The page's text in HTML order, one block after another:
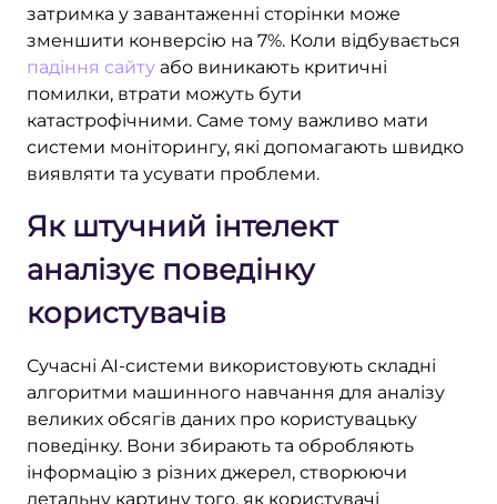
затримка у завантаженні сторінки може
зменшити конверсію на 7%. Коли відбувається
падіння сайту або виникають критичні
помилки, втрати можуть бути
катастрофічними. Саме тому важливо мати
системи моніторингу, які допомагають швидко
виявляти та усувати проблеми.
Як штучний інтелект
аналізує поведінку
користувачів
Сучасні AI-системи використовують складні
алгоритми машинного навчання для аналізу
великих обсягів даних про користувацьку
поведінку. Вони збирають та обробляють
інформацію з різних джерел, створюючи
детальну картину того, як користувачі